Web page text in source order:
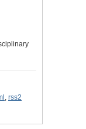
, rss2